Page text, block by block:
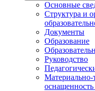
Основные
Структура и
Документы
Образование
Руководство
Материально-
оснащенность